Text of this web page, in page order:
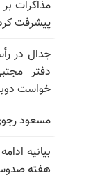
مذاکرات
پیشرفت
جدال در
دفتر
خواست
مسعود
بیانیه
هفته صدوسی‌و‌دوم